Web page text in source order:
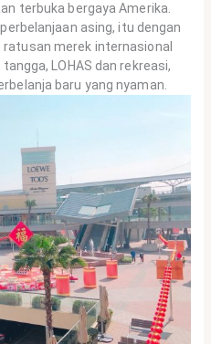
terbuka bergaya Amerika.
asing, itu dengan
merek internasional
LOHAS dan rekreasi,
baru yang nyaman.